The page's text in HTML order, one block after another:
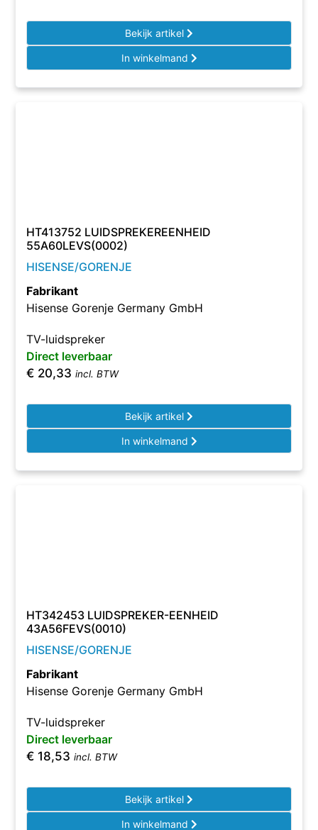
Bekijk artikel
In winkelmand
HT413752 LUIDSPREKEREENHEID
55A60LEVS(0002)
HISENSE/GORENJE
Fabrikant
Hisense Gorenje Germany GmbH
TV-luidspreker
Direct leverbaar
€ 20,33 incl. BTW
Bekijk artikel
In winkelmand
HT342453 LUIDSPREKER-EENHEID
43A56FEVS(0010)
HISENSE/GORENJE
Fabrikant
Hisense Gorenje Germany GmbH
TV-luidspreker
Direct leverbaar
€ 18,53 incl. BTW
Bekijk artikel
In winkelmand